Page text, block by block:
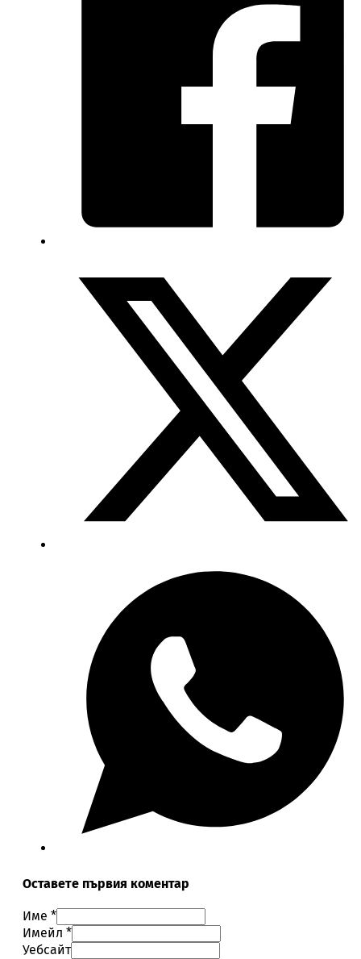
Оставете първия коментар
Име *
Имейл *
Уебсайт